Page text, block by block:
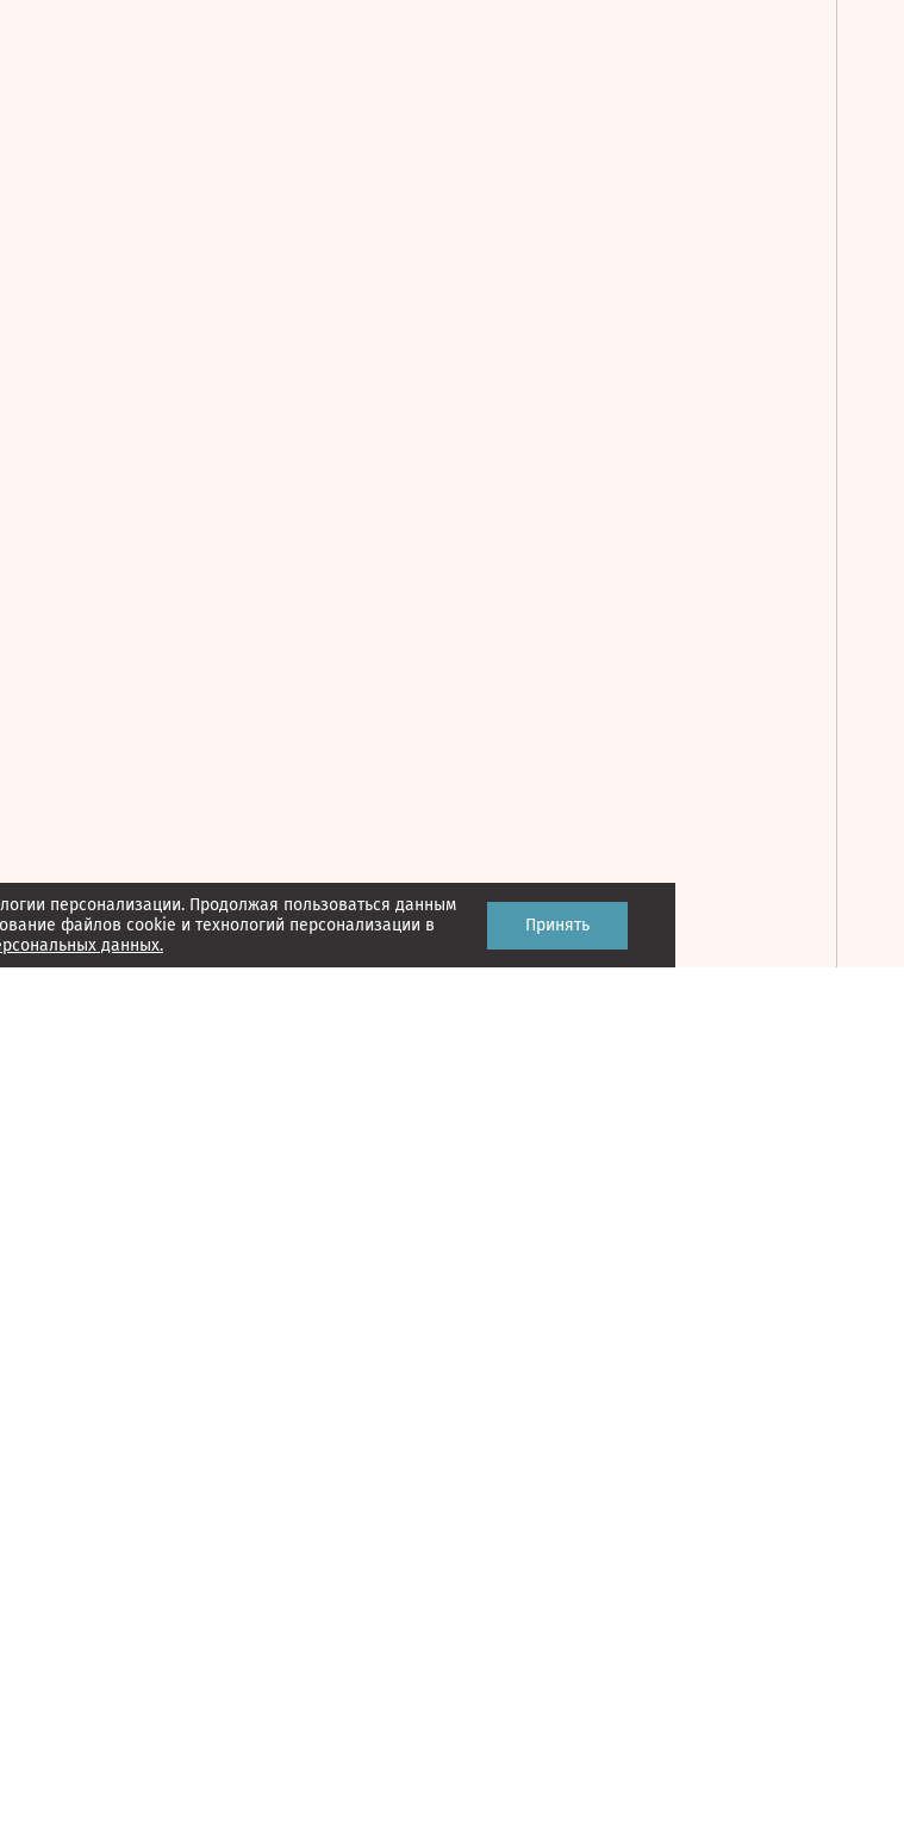
персонализации. Продолжая пользоваться данным
файлов cookie и технологий персонализации в
данных.
Принять